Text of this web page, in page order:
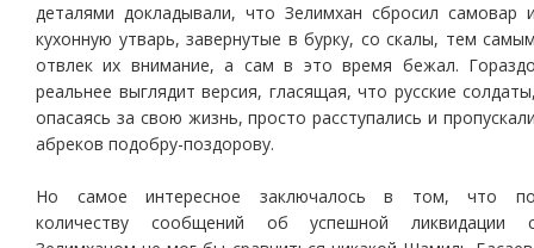
деталями докладывали, что Зелимхан сбросил самовар
кухонную утварь, завернутые в бурку, со скалы, тем
отвлек их внимание, а сам в это время бежал.
реальнее выглядит версия, гласящая, что русские
опасаясь за свою жизнь, просто расступались и
абреков подобру-поздорову.
Но самое интересное заключалось в том, что
количеству сообщений об успешной ликвидации